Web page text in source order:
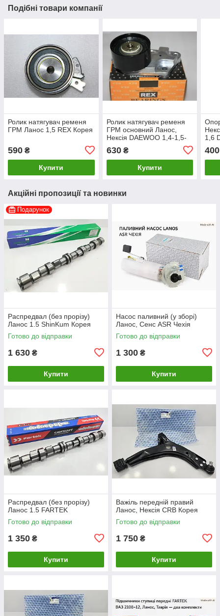
Подібні товари компанії
Ролик натягувач ременя
ГРМ Ланос 1,5 REX Корея
590 ₴
Купити
Ролик натягувач ременя
ГРМ основний Ланос,
Нексія DAEWOO 1,4-1,5-
1,6 DOHC ALL REX Корея
630₴
Купити
1,6
400
Акційні пропозиції та новинки
Подарунок
Распредвал (без прорізу)
Ланос 1.5 ShinKum Корея
Готово до відправки
1 630 ₴
Купити
Насос паливний (у зборі)
Ланос, Сенс ASR Чехія
Готово до відправки
1 300 ₴
Купити
Распредвал (без прорізу)
Ланос 1.5 FARTEK
Готово до відправки
1 350 ₴
Купити
Важіль передній правий
Ланос, Нексія CRB Корея
Готово до відправки
1 750 ₴
Купити